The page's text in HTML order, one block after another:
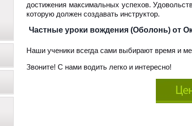
достижения максимальных успехов.
которую должен создавать инструктор.
Частные уроки вождения (Оболонь) от
Наши ученики всегда сами выбирают время и
Звоните! С нами водить легко и интересно!